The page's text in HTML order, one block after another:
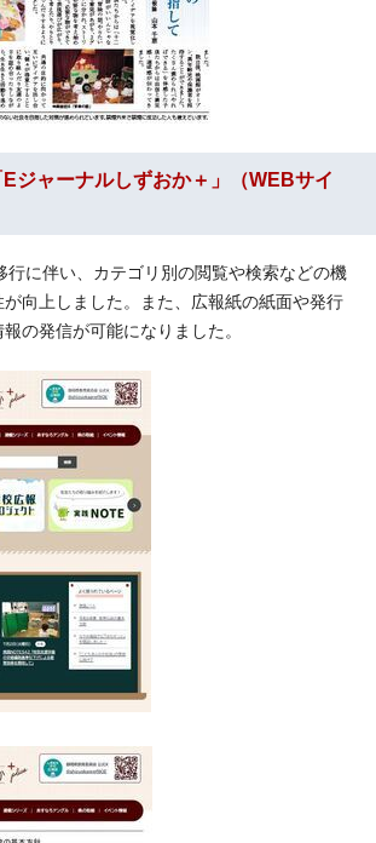
Eジャーナルしずおか＋」（WEBサイ
に伴い、カテゴリ別の閲覧や検索などの機
向上しました。また、広報紙の紙面や発行
の発信が可能になりました。